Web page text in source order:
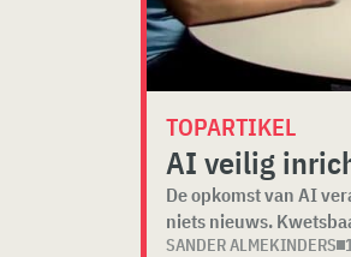
TOPARTIKEL
AI veilig
De opkomst van AI
niets nieuws.
SANDER ALMEKINDERS